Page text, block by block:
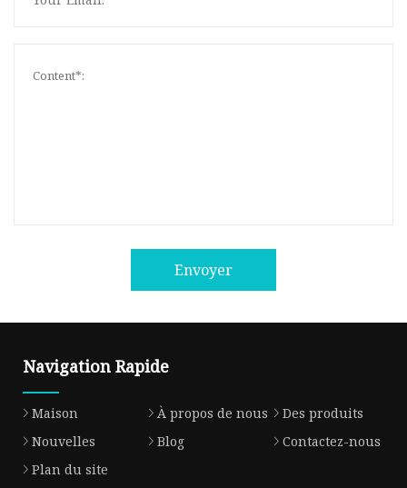
Envoyer
Navigation Rapide
Maison À propos de nous
Des produits
Nouvelles
Blog
Contactez-nous
Plan du site